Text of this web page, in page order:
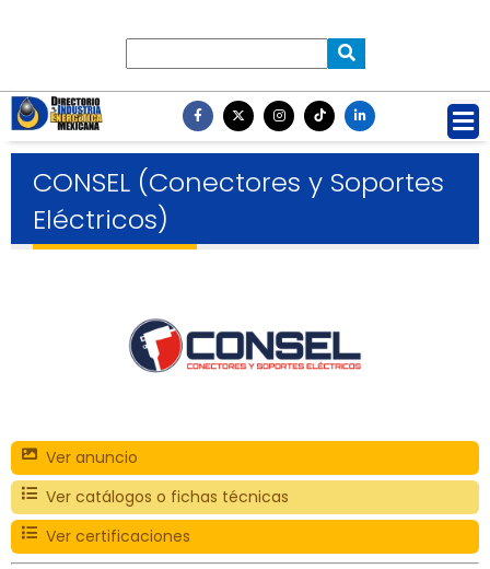
CONSEL (Conectores y Soportes
Eléctricos)
Ver anuncio
Ver catálogos o fichas técnicas
Ver certificaciones